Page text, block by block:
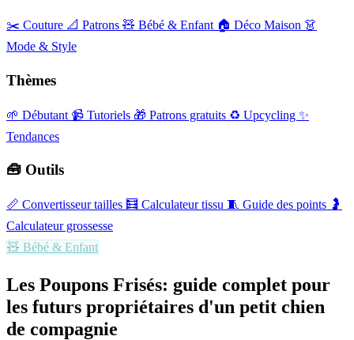
✂️ Couture 📐 Patrons 🧸 Bébé & Enfant 🏠 Déco Maison 👗
Mode & Style
Thèmes
🌱 Débutant 📹 Tutoriels 🎁 Patrons gratuits ♻️ Upcycling ✨
Tendances
🧰 Outils
📏 Convertisseur tailles 🧮 Calculateur tissu 🧵 Guide des points 🤰
Calculateur grossesse
🧸 Bébé & Enfant
Les Poupons Frisés: guide complet pour
les futurs propriétaires d'un petit chien
de compagnie